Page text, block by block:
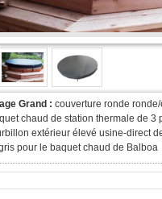
Grand : couverture ronde
chaud de station thermale de 3
extérieur élevé usine-direct
pour le baquet chaud de Balboa